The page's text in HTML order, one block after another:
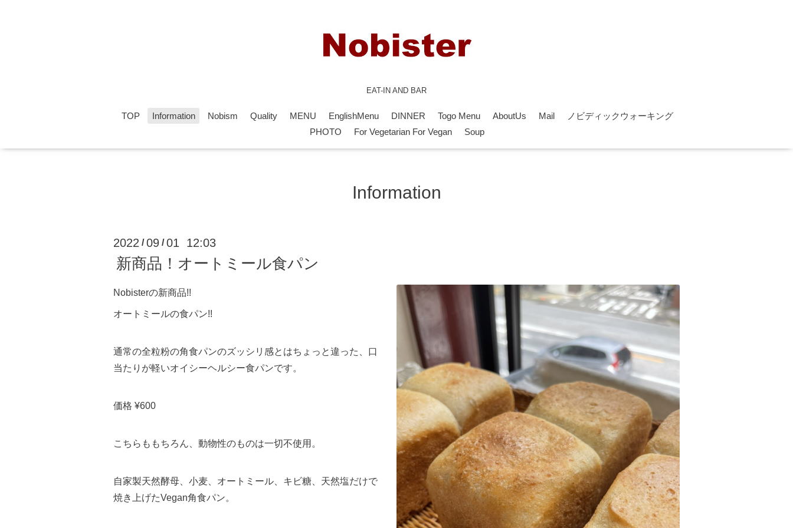
EAT-IN AND BAR
TOP Information Nobism Quality MENU EnglishMenu DINNER Togo Menu AboutUs Mail
ノビディックウォーキング
PHOTO
For Vegetarian For Vegan Soup
Information
2022 /09 /01 12:03
新商品！オートミール食パン
Nobisterの新商品!!
オートミールの食パン!!
通常の全粒粉の角食パンのズッシリ感とはちょっと違った、口
当たりが軽いオイシーヘルシー食パンです。
価格 ¥600
こちらももちろん、動物性のものは一切不使用。
自家製天然酵母、小麦、オートミール、キビ糖、天然塩だけで
焼き上げたVegan角食パン。